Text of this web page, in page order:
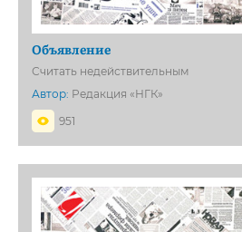
Объявление
Считать недействительным
Автор: Редакция «НГК»
951